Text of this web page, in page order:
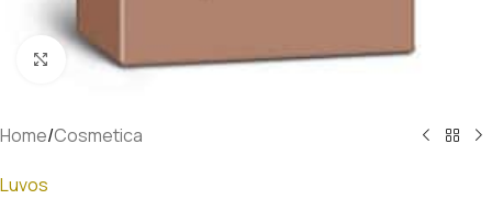
Klik om te vergroten
Home/Cosmetica
Luvos